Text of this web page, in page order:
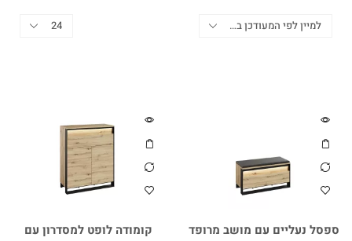
ספסל נעליים עם מושב מרופד
קומודה לופט למסדרון עם